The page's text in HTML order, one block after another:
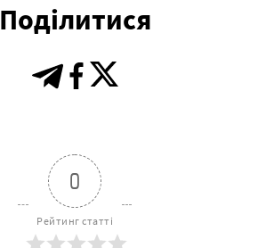
Поділитися
0
Рейтинг статті